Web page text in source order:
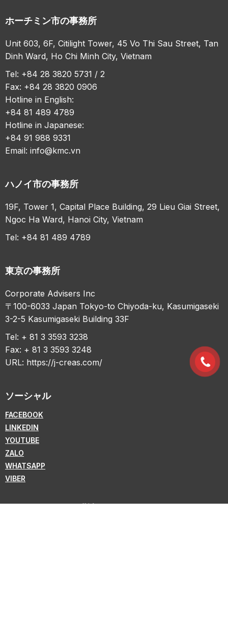
ホーチミン市の事務所
Unit 603, 6F, Citilight Tower, 45 Vo Thi Sau Street, Tan
Dinh Ward, Ho Chi Minh City, Vietnam
Tel: +84 28 3820 5731 / 2
Fax: +84 28 3820 0906
Hotline in English:
+84 81 489 4789
Hotline in Japanese:
+84 91 988 9331
Email:info@kmc.vn
ハノイ市の事務所
19F, Tower 1, Capital Place Building, 29 Lieu Giai Street,
Ngoc Ha Ward, Hanoi City, Vietnam
Tel: +84 81 489 4789
東京の事務所
Corporate Advisers Inc
〒100-6033 Japan Tokyo-to Chiyoda-ku, Kasumigaseki
3-2-5 Kasumigaseki Building 33F
Tel: + 81 3 3593 3238
Fax: + 81 3 3593 3248
URL: https://j-creas.com/
ソーシャル
FACEBOOK
LINKEDIN
YOUTUBE
ZALO
WHATSAPP
VIBER